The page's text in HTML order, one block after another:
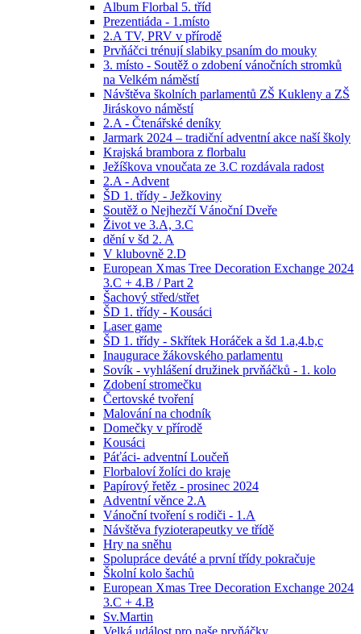
Album Florbal 5. tříd
Prezentiáda - 1.místo
2.A TV, PRV v přírodě
Prvňáčci trénují slabiky psaním do mouky
3. místo - Soutěž o zdobení vánočních stromků
na Velkém náměstí
Návštěva školních parlamentů ZŠ Kukleny a ZŠ
Jiráskovo náměstí
2.A - Čtenářské deníky
Jarmark 2024 – tradiční adventní akce naší školy
Krajská brambora z florbalu
Ježíškova vnoučata ze 3.C rozdávala radost
2.A - Advent
ŠD 1. třídy - Ježkoviny
Soutěž o Nejhezčí Vánoční Dveře
Život ve 3.A, 3.C
dění v šd 2. A
V klubovně 2.D
European Xmas Tree Decoration Exchange 2024
3.C + 4.B / Part 2
Šachový střed/střet
ŠD 1. třídy - Kousáci
Laser game
ŠD 1. třídy - Skřítek Horáček a šd 1.a,4.b,c
Inaugurace žákovského parlamentu
Sovík - vyhlášení družinek prvňáčků - 1. kolo
Zdobení stromečku
Čertovské tvoření
Malování na chodník
Domečky v přírodě
Kousáci
Páťáci- adventní Loučeň
Florbaloví žolíci do kraje
Papírový řetěz - prosinec 2024
Adventní věnce 2.A
Vánoční tvoření s rodiči - 1.A
Návštěva fyzioterapeutky ve třídě
Hry na sněhu
Spolupráce deváté a první třídy pokračuje
Školní kolo šachů
European Xmas Tree Decoration Exchange 2024
3.C + 4.B
Sv.Martin